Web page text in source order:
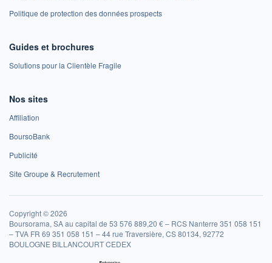
Politique de protection des données prospects
Guides et brochures
Solutions pour la Clientèle Fragile
Nos sites
Affiliation
BoursoBank
Publicité
Site Groupe & Recrutement
Copyright © 2026
Boursorama, SA au capital de 53 576 889,20 € – RCS Nanterre 351 058 151
– TVA FR 69 351 058 151 – 44 rue Traversière, CS 80134, 92772
BOULOGNE BILLANCOURT CEDEX